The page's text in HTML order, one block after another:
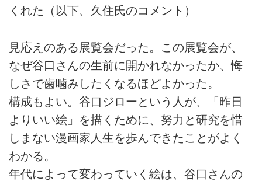
くれた（以下、久住氏のコメント）
見応えのある展覧会だった。この展覧会が、
なぜ谷口さんの生前に開かれなかったか、悔
しさで歯噛みしたくなるほどよかった。
構成もよい。谷口ジローという人が、「昨日
よりいい絵」を描くために、努力と研究を惜
しまない漫画家人生を歩んできたことがよく
わかる。
年代によって変わっていく絵は、谷口さんの